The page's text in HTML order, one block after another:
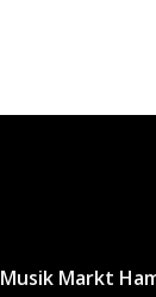
Musik Markt